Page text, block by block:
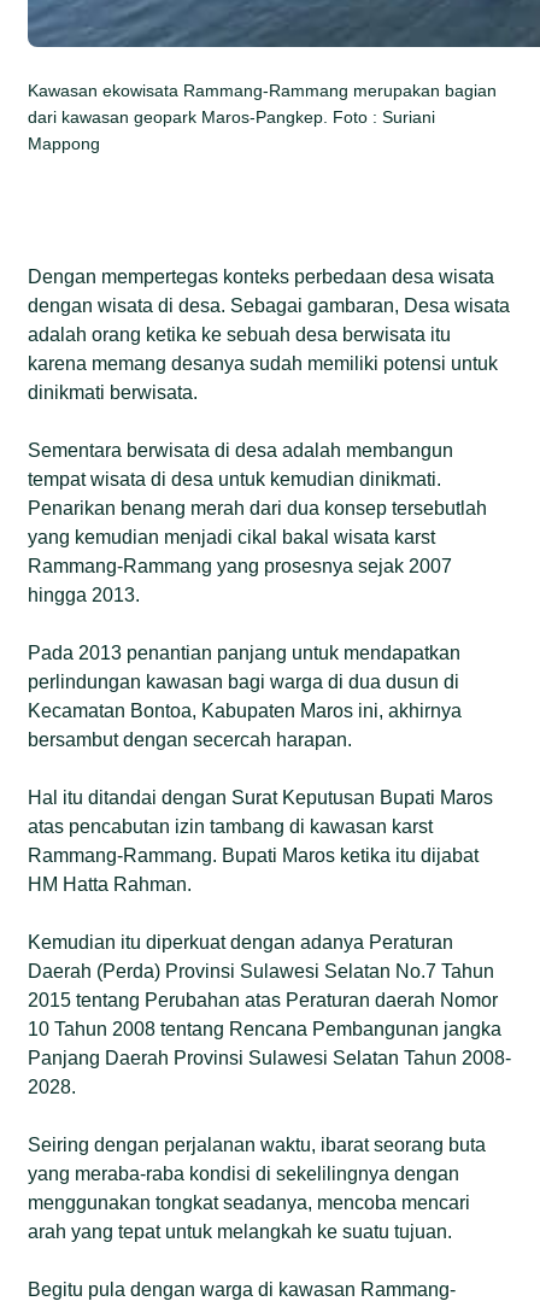
Kawasan ekowisata Rammang-Rammang merupakan bagian
dari kawasan geopark Maros-Pangkep. Foto : Suriani
Mappong
Dengan mempertegas konteks perbedaan desa wisata
dengan wisata di desa. Sebagai gambaran, Desa wisata
adalah orang ketika ke sebuah desa berwisata itu
karena memang desanya sudah memiliki potensi untuk
dinikmati berwisata.
Sementara berwisata di desa adalah membangun
tempat wisata di desa untuk kemudian dinikmati.
Penarikan benang merah dari dua konsep tersebutlah
yang kemudian menjadi cikal bakal wisata karst
Rammang-Rammang yang prosesnya sejak 2007
hingga 2013.
Pada 2013 penantian panjang untuk mendapatkan
perlindungan kawasan bagi warga di dua dusun di
Kecamatan Bontoa, Kabupaten Maros ini, akhirnya
bersambut dengan secercah harapan.
Hal itu ditandai dengan Surat Keputusan Bupati Maros
atas pencabutan izin tambang di kawasan karst
Rammang-Rammang. Bupati Maros ketika itu dijabat
HM Hatta Rahman.
Kemudian itu diperkuat dengan adanya Peraturan
Daerah (Perda) Provinsi Sulawesi Selatan No.7 Tahun
2015 tentang Perubahan atas Peraturan daerah Nomor
10 Tahun 2008 tentang Rencana Pembangunan jangka
Panjang Daerah Provinsi Sulawesi Selatan Tahun 2008-
2028.
Seiring dengan perjalanan waktu, ibarat seorang buta
yang meraba-raba kondisi di sekelilingnya dengan
menggunakan tongkat seadanya, mencoba mencari
arah yang tepat untuk melangkah ke suatu tujuan.
Begitu pula dengan warga di kawasan Rammang-